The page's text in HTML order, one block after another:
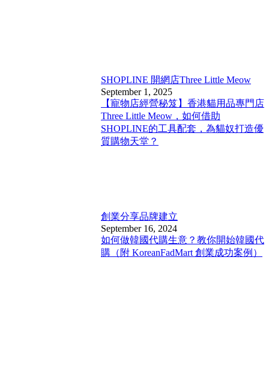
SHOPLINE 開網店Three Little Meow
September 1, 2025
【寵物店經營秘笈】香港貓用品專門店
Three Little Meow，如何借助
SHOPLINE的工具配套，為貓奴打造優
質購物天堂？
創業分享品牌建立
September 16, 2024
如何做韓國代購生意？教你開始韓國代
購（附 KoreanFadMart 創業成功案例）